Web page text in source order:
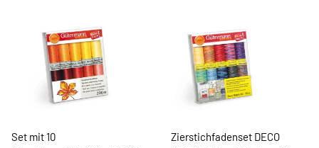
Set mit 10
Zierstichfadenset DECO